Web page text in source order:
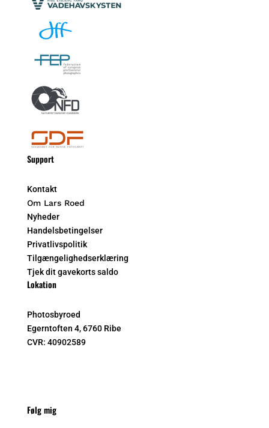
Support
Kontakt
Om Lars Roed
Nyheder
Handelsbetingelser
Privatlivspolitik
Tilgængelighedserklæring
Tjek dit gavekorts saldo
Lokation
Photosbyroed
Egerntoften 4, 6760 Ribe
CVR: 40902589
Følg mig